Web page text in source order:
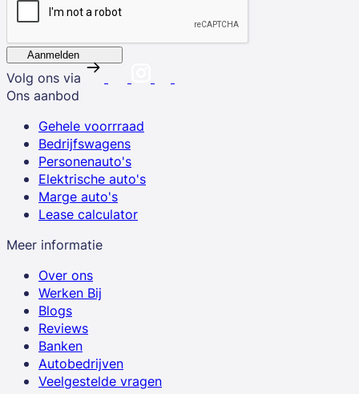
Aanmelden
Volg ons via
Ons aanbod
Gehele voorrraad
Bedrijfswagens
Personenauto's
Elektrische auto's
Marge auto's
Lease calculator
Meer informatie
Over ons
Werken Bij
Blogs
Reviews
Banken
Autobedrijven
Veelgestelde vragen